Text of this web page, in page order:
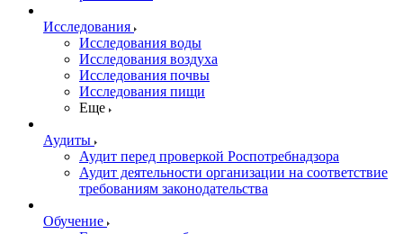
Исследования
Исследования воды
Исследования воздуха
Исследования почвы
Исследования пищи
Еще
Аудиты
Аудит перед проверкой Роспотребнадзора
Аудит деятельности организации на соответствие
требованиям законодательства
Обучение